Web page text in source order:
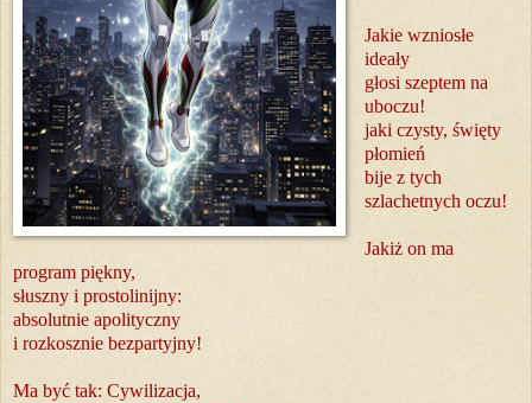
Jakie wzniosłe
ideały
głosi szeptem na
uboczu!
jaki czysty, święty
płomień
bije z tych
szlachetnych oczu!
Jakiż on ma
program piękny,
słuszny i prostolinijny:
absolutnie apolityczny
i rozkosznie bezpartyjny!
Ma być tak: Cywilizacja,